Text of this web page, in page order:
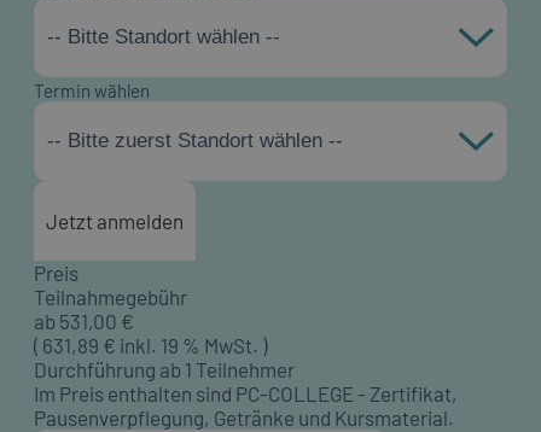
-- Bitte Standort wählen --
Termin wählen
-- Bitte zuerst Standort wählen --
Jetzt anmelden
Preis
Teilnahmegebühr
ab 531,00 €
( 631,89 € inkl. 19 % MwSt. )
Durchführung ab 1 Teilnehmer
Im Preis enthalten sind PC-COLLEGE - Zertifikat,
Pausenverpflegung, Getränke und Kursmaterial.